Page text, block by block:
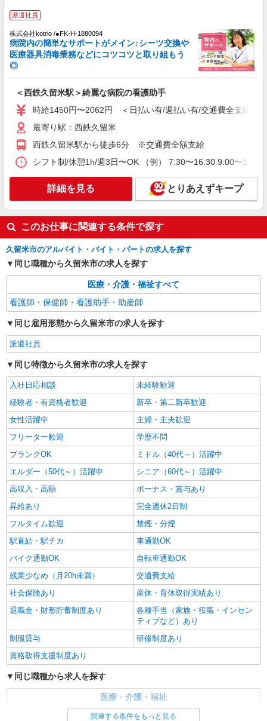
時給1,280円〜 初回更新時：時給1,400円
福岡県久留米市
キープ
日研トータルソーシング株式会社 メディカルケア事業部/博多オフィ
ス【看護助手】
看護助手（ナースエイド）
幅は経験・能力による
福岡県久留米市 【最寄駅】御井駅
アルバイト パート 派遣社員
日研トータルソーシング株式会社 メディカルケア事業部/博多オフィ
ス【看護助手】
看護助手（ナースエイド）
時給1,300円 ★週払いOK（規定あり） ※給与
幅は経験・能力による
福岡県久留米市 【最寄駅】五郎丸駅
キープ 詳細を見る
派遣社員
日研トータルソーシング株式会社 メディカルケア事業部/博多オフィ
ス【看護助手】
看護助手（病院）
時給1,110円〜
福岡県久留米市
詳細を見る
派遣社員
株式会社kotrio /●FK-H-1880094
病院内の簡単なサポートがメイン♪シーツ交換や
医療器具消毒業務などにコツコツと取り組もう
◎
＜西鉄久留米駅＞綺麗な病院の看護助手
時給1450円〜2062円 ＜日払い有/週払い有/交通費全支給(ガ
最寄り駅：西鉄久留米
西鉄久留米駅から徒歩6分 ※交通費全額支給
シフト制/休憩1h/週3日〜OK （例） 7:30〜16:30 9:00〜
詳細を見る とりあえずキープ
このお仕事に関連する条件で探す
久留米市のアルバイト・バイト・パートの求人を探す
同じ職種から久留米市の求人を探す
医療・介護・福祉すべて
看護師・保健師・看護助手・助産師
同じ雇用形態から久留米市の求人を探す
派遣社員
同じ特徴から久留米市の求人を探す
入社日応相談
未経験歓迎
経験者・有資格者歓迎
新卒・第二新卒歓迎
女性活躍中
主婦・主夫歓迎
フリーター歓迎
学歴不問
ブランクOK
ミドル（40代～）活躍中
エルダー（50代～）活躍中
シニア（60代～）活躍中
高収入・高額
ボーナス・賞与あり
昇給あり
完全週休2日制
フルタイム歓迎
禁煙・分煙
駅直結・駅チカ
車通勤OK
バイク通勤OK
自転車通勤OK
残業少なめ（月20h未満）
交通費支給
社会保険あり
産休・育休取得実績あり
退職金・財形貯蓄制度あり
各種手当（家族・役職・インセン
ティブなど）あり
制服貸与
研修制度あり
資格取得支援制度あり
同じ職種から求人を探す
医療・介護・福祉
看護師・保健師・看護助手・助産師
関連する条件をもっと見る